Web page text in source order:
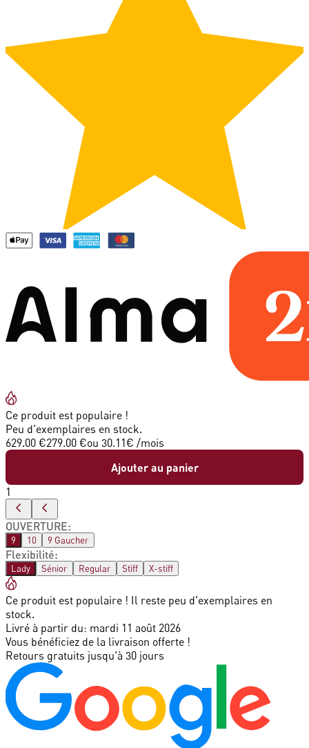
Ce produit est populaire !
Peu d'exemplaires en stock.
629.00 €279.00 €ou 30.11€ /mois
Ajouter au panier
1
OUVERTURE:
9 10 9 Gaucher
Flexibilité:
Lady Sénior Regular Stiff X-stiff
Ce produit est populaire ! Il reste peu d'exemplaires en
stock.
Livré à partir du: mardi 11 août 2026
Vous bénéficiez de la livraison offerte !
Retours gratuits jusqu'à 30 jours